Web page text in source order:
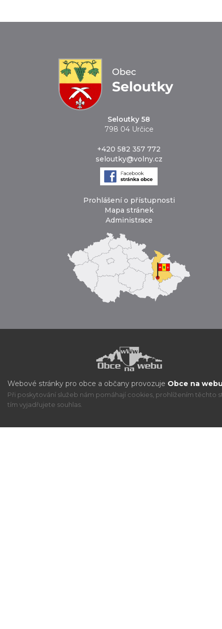
Seloutky 58
798 04 Určice
+420 582 357 772
seloutky@volny.cz
Prohlášení o přístupnosti
Mapa stránek
Administrace
Webové stránky pro obce a občany provozuje Obce na
Při poskytování služeb nám pomáhají cookies, prohlížením těchto
tím vyjadřujete souhlas.